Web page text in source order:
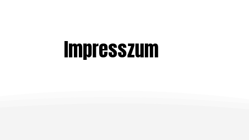
Impresszum